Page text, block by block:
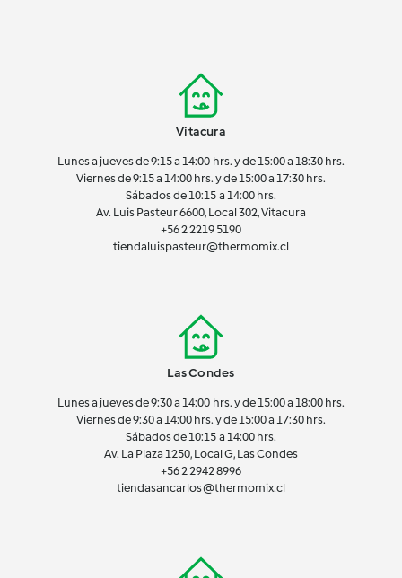
Vitacura
Lunes a jueves de 9:15 a 14:00 hrs. y de 15:00 a 18:30 hrs.
Viernes de 9:15 a 14:00 hrs. y de 15:00 a 17:30 hrs.
Sábados de 10:15 a 14:00 hrs.
Av. Luis Pasteur 6600, Local 302, Vitacura
+56 2 2219 5190
tiendaluispasteur@thermomix.cl
Las Condes
Lunes a jueves de 9:30 a 14:00 hrs. y de 15:00 a 18:00 hrs.
Viernes de 9:30 a 14:00 hrs. y de 15:00 a 17:30 hrs.
Sábados de 10:15 a 14:00 hrs.
Av. La Plaza 1250, Local G, Las Condes
+56 2 2942 8996
tiendasancarlos@thermomix.cl